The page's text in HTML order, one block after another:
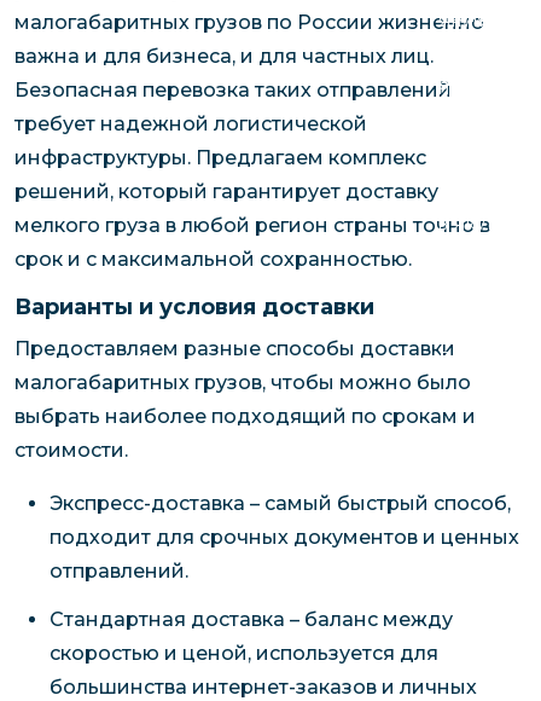
чартерных
Заявка на
Якутия
перевозки
в Якутию
Перевозка
малогабаритных грузов по России жизненно
важна и для бизнеса, и для частных лиц.
Безопасная перевозка таких отправлений
требует надежной логистической
инфраструктуры. Предлагаем комплекс
решений, который гарантирует доставку
мелкого груза в любой регион страны точно в
срок и с максимальной сохранностью.
Варианты и условия доставки
Предоставляем разные способы доставки
малогабаритных грузов, чтобы можно было
выбрать наиболее подходящий по срокам и
стоимости.
Экспресс-доставка – самый быстрый способ,
подходит для срочных документов и ценных
отправлений.
Стандартная доставка – баланс между
скоростью и ценой, используется для
большинства интернет-заказов и личных